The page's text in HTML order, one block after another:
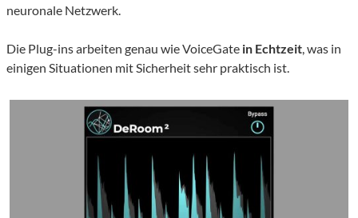
neuronale Netzwerk.
Die Plug-ins arbeiten genau wie VoiceGate in Echtzeit, was in
einigen Situationen mit Sicherheit sehr praktisch ist.